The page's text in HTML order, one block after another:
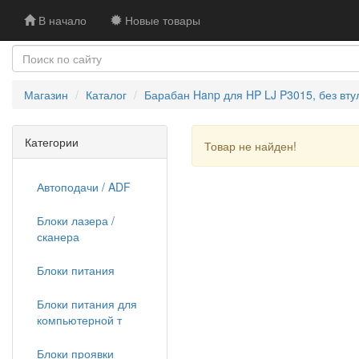
В начало Новые товары
Магазин Каталог Барабан Hanp для HP LJ P3015, без
Товар не найден!
Категории
Автоподачи / ADF
Блоки лазера /
сканера
Блоки питания
Блоки питания для
компьютерной т
Блоки проявки